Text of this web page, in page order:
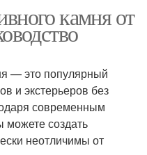
камня от
— это популярный
и экстерьеров без
современным
можете создать
неотличимы от